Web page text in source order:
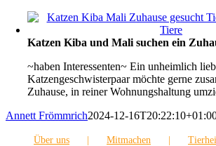
Katzen Kiba und Mali suchen ein
~haben Interessenten~ Ein unheimlich
Katzengeschwisterpaar möchte gerne
Zuhause, in reiner Wohnungshaltung
Annett Frömmrich2024-12-
Über uns Mitmachen